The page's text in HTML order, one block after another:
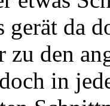
gerät da
den
in